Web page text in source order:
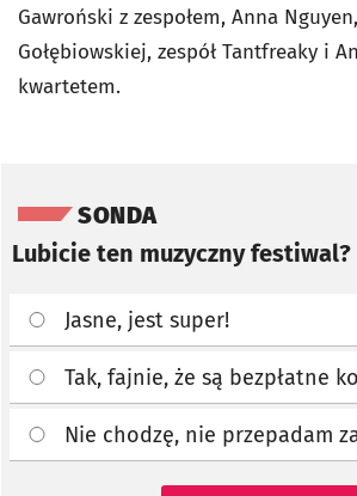
Gawroński z zespołem, Anna
Gołębiowskiej, zespół Tantfreaky i
kwartetem.
SONDA
Lubicie ten muzyczny festiwal?
Jasne, jest super!
Tak, fajnie, że są bezpłatne
Nie chodzę, nie przepadam